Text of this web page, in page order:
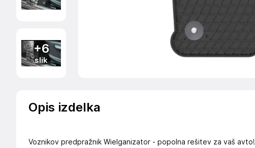
+6
slik
Opis izdelka
Voznikov predpražnik Wielganizator - popolna rešitev za vaš avto!